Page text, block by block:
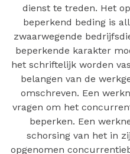
dienst te treden. Het
beperkend beding is
zwaarwegende
beperkende karakter
het schriftelijk worden
belangen van de
omschreven. Een
vragen om het
beperken. Een
schorsing van het in
opgenomen